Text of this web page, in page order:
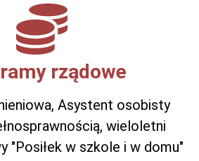
rządowe
Asystent osobisty
wieloletni
"Posiłek w szkole i w domu"